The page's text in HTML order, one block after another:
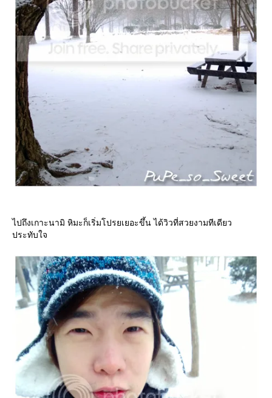
ไปถึงเกาะนามิ หิมะก็เริ่มโปรยเยอะขึ้น ได้วิวที่สวยงามทีเดียว
ประทับใจ